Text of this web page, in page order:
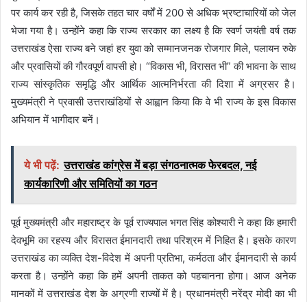
पर कार्य कर रही है, जिसके तहत चार वर्षों में 200 से अधिक भ्रष्टाचारियों को जेल
भेजा गया है। उन्होंने कहा कि राज्य सरकार का लक्ष्य है कि स्वर्ण जयंती वर्ष तक
उत्तराखंड ऐसा राज्य बने जहां हर युवा को सम्मानजनक रोजगार मिले, पलायन रुके
और प्रवासियों की गौरवपूर्ण वापसी हो। “विकास भी, विरासत भी” की भावना के साथ
राज्य सांस्कृतिक समृद्धि और आर्थिक आत्मनिर्भरता की दिशा में अग्रसर है।
मुख्यमंत्री ने प्रवासी उत्तराखंडियों से आह्वान किया कि वे भी राज्य के इस विकास
अभियान में भागीदार बनें।
ये भी पढ़ें: उत्तराखंड कांग्रेस में बड़ा संगठनात्मक फेरबदल, नई
कार्यकारिणी और समितियों का गठन
पूर्व मुख्यमंत्री और महाराष्ट्र के पूर्व राज्यपाल भगत सिंह कोश्यारी ने कहा कि हमारी
देवभूमि का रहस्य और विरासत ईमानदारी तथा परिश्रम में निहित है। इसके कारण
उत्तराखंड का व्यक्ति देश-विदेश में अपनी प्रतिभा, कर्मठता और ईमानदारी से कार्य
करता है। उन्होंने कहा कि हमें अपनी ताकत को पहचानना होगा। आज अनेक
मानकों में उत्तराखंड देश के अग्रणी राज्यों में है। प्रधानमंत्री नरेंद्र मोदी का भी